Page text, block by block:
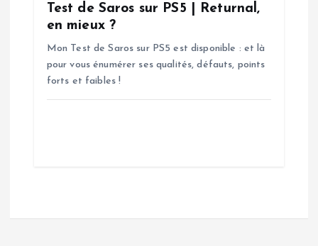
Test de Saros sur PS5 | Returnal,
en mieux ?
Mon Test de Saros sur PS5 est disponible : et là
pour vous énumérer ses qualités, défauts, points
forts et faibles !